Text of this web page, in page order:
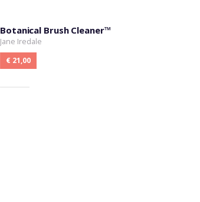
Botanical Brush Cleaner™
Jane Iredale
€ 21,00